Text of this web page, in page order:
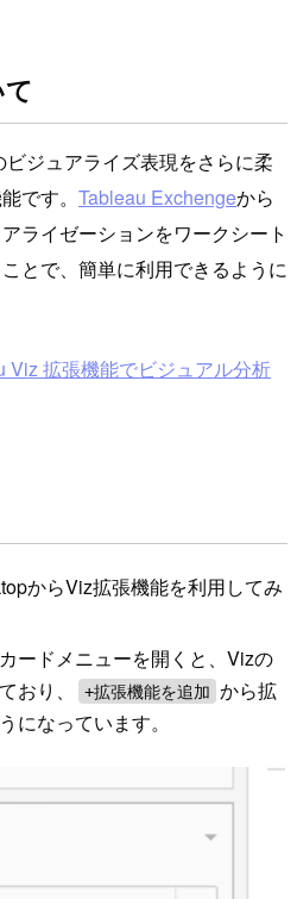
ジュアライズ表現をさらに柔
です。 Tableau Exchengeから
ライゼーションをワークシート
とで、簡単に利用できるように
Viz 拡張機能でビジュアル分析
からViz拡張機能を利用してみ
ードメニューを開くと、Vizの
おり、
+拡張機能を追加 から拡
になっています。